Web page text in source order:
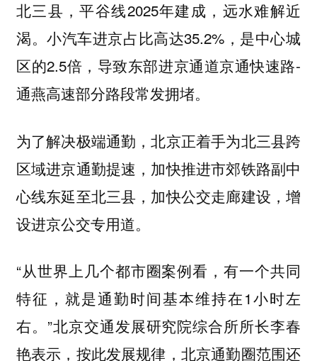
北三县，平谷线2025年建成，远水难解近
渴。小汽车进京占比高达35.2%，是中心城
区的2.5倍，导致东部进京通道京通快速路-
通燕高速部分路段常发拥堵。
为了解决极端通勤，北京正着手为北三县跨
区域进京通勤提速，加快推进市郊铁路副中
心线东延至北三县，加快公交走廊建设，增
设进京公交专用道。
“从世界上几个都市圈案例看，有一个共同
特征，就是通勤时间基本维持在1小时左
右。”北京交通发展研究院综合所所长李春
艳表示，按此发展规律，北京通勤圈范围还